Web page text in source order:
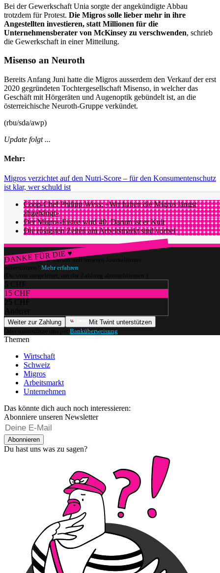
Bei der Gewerkschaft Unia sorgte der angekündigte Abbau
trotzdem für Protest. Die Migros solle lieber mehr in ihre
Angestellten investieren, statt Millionen für die
Unternehmensberater von McKinsey zu verschwenden, schrieb
die Gewerkschaft in einer Mitteilung.
Misenso an Neuroth
Bereits Anfang Juni hatte die Migros ausserdem den Verkauf der erst
2020 gegründeten Tochtergesellschaft Misenso, in welcher das
Geschäft mit Hörgeräten und Augenoptik gebündelt ist, an die
österreichische Neuroth-Gruppe verkündet.
(rbu/sda/awp)
Update folgt ...
Mehr:
Migros verzichtet auf den Nutri-Score – für den Konsumentenschutz
ist klar, wer schuld ist
Coop-Chef Philipp Wyss: «Wir haben die Migros längst
abgehängt»
Der Migros-Eistee wird 40. Darum ist er Kult
Die rosigsten Zeiten am Arbeitsmarkt sind vorbei
DANKE FÜR DIE ♥
Würdest du gerne watson und unseren Journalismus
unterstützen? Mehr erfahren
(Du wirst umgeleitet, um die Zahlung abzuschliessen.)
5 CHF
15 CHF
25 CHF
Anderer
Weiter zur Zahlung
Mit Twint unterstützen
Oder unterstütze uns per Banküberweisung
Themen
Wirtschaft
Schweiz
Migros
Arbeitsmarkt
Unternehmen
Das könnte dich auch noch interessieren:
Abonniere unseren Newsletter
Abonnieren
Du hast uns was zu sagen?